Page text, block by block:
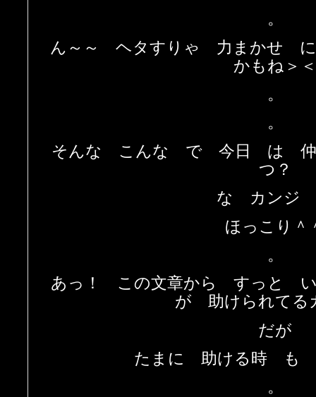
。
ん～～ ヘタすりゃ 力まかせ
かもね＞＜
。
。
そんな こんな で 今日 は 仲
つ？
な カンジ
ほっこり＾
。
あっ！ この文章から すっと
が 助けられてる
だが
たまに 助ける時 も
。